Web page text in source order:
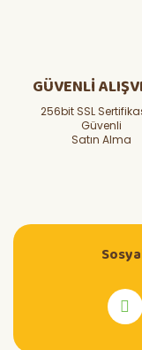
GÜVENLİ
256bit SSL
Güvenli
Satın Alma